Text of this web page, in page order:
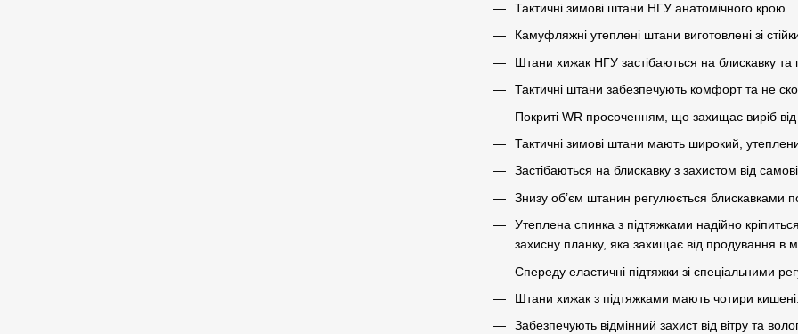
Тактичні зимові штани НГУ анатомічного крою
Камуфляжні утеплені штани виготовлені зі
Штани хижак НГУ застібаються на блискавку та
Тактичні штани забезпечують комфорт та не
Покриті WR просоченням, що захищає виріб
Тактичні зимові штани мають широкий,
Застібаються на блискавку з захистом від
Знизу об’єм штанин регулюється блискавками
Утеплена спинка з підтяжками надійно
захисну планку, яка захищає від продування в
Спереду еластичні підтяжки зі спеціальними
Штани хижак з підтяжками мають чотири
Забезпечують відмінний захист від вітру та